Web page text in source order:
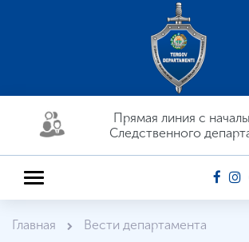
Прямая линия c
Следственного
Главная Вести департамента